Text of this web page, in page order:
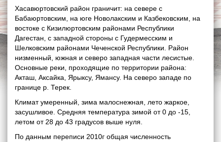
Хасавюртовский район граничит: на севере с
Бабаюртовским, на юге Новолакским и Казбековским, на
востоке с Кизилюртовским районами Республики
Дагестан, с западной стороны с Гудермесским и
Шелковским районами Чеченской Республики. Район
низменный, южная и северо западная части лесистые.
Основные реки, проходящие по территории района:
Акташ, Аксайка, Ярыксу, Ямансу. На северо западе по
границе р. Терек.
Климат умеренный, зима малоснежная, лето жаркое,
засушливое. Средняя температура зимой от 0 до -15,
летом от 28 до 43 градусов выше нуля.
По данным переписи 2010г общая численность